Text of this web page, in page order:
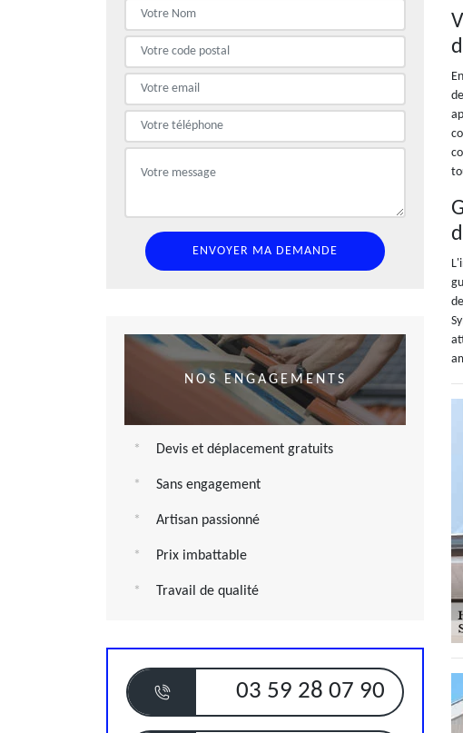
NOS ENGAGEMENTS
Devis et déplacement gratuits
Sans engagement
Artisan passionné
Prix imbattable
Travail de qualité
03 59 28 07 90